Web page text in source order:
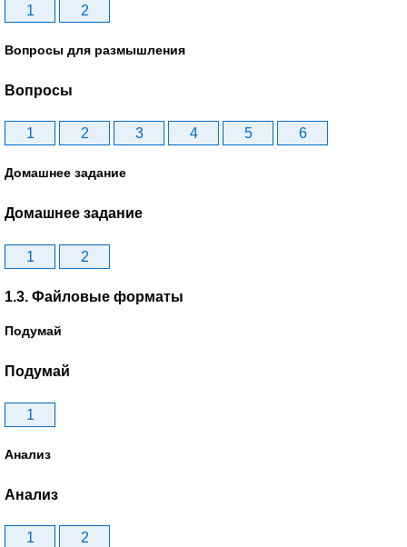
1 2
Вопросы для размышления
Вопросы
1 2 3 4 5 6
Домашнее задание
Домашнее задание
1 2
1.3. Файловые форматы
Подумай
Подумай
1
Анализ
Анализ
1 2